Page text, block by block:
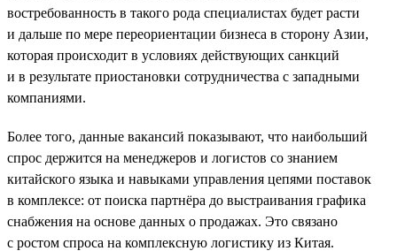
востребованность в такого рода специалистах будет расти
и дальше по мере переориентации бизнеса в сторону Азии,
которая происходит в условиях действующих санкций
и в результате приостановки сотрудничества с западными
компаниями.
Более того, данные вакансий показывают, что наибольший
спрос держится на менеджеров и логистов со знанием
китайского языка и навыками управления цепями поставок
в комплексе: от поиска партнёра до выстраивания графика
снабжения на основе данных о продажах. Это связано
с ростом спроса на комплексную логистику из Китая.